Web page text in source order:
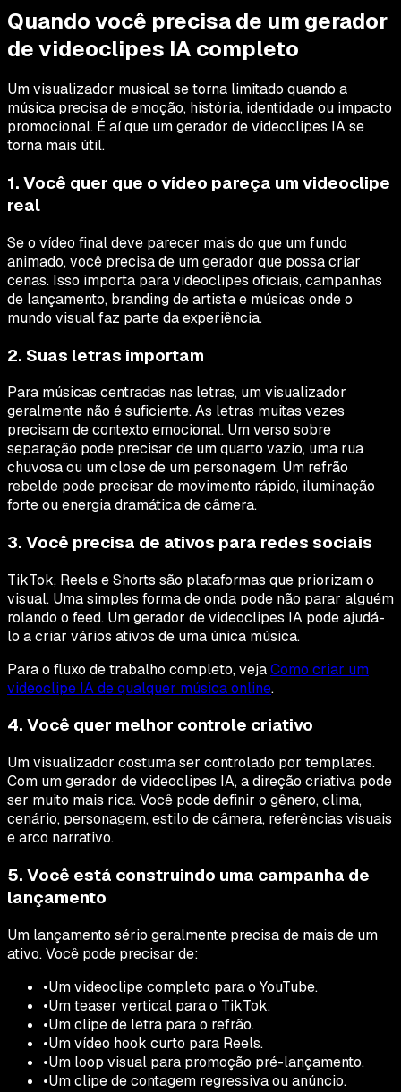
Quando você precisa de um gerador
de videoclipes IA completo
Um visualizador musical se torna limitado quando a
música precisa de emoção, história, identidade ou impacto
promocional. É aí que um gerador de videoclipes IA se
torna mais útil.
1. Você quer que o vídeo pareça um videoclipe
real
Se o vídeo final deve parecer mais do que um fundo
animado, você precisa de um gerador que possa criar
cenas. Isso importa para videoclipes oficiais, campanhas
de lançamento, branding de artista e músicas onde o
mundo visual faz parte da experiência.
2. Suas letras importam
Para músicas centradas nas letras, um visualizador
geralmente não é suficiente. As letras muitas vezes
precisam de contexto emocional. Um verso sobre
separação pode precisar de um quarto vazio, uma rua
chuvosa ou um close de um personagem. Um refrão
rebelde pode precisar de movimento rápido, iluminação
forte ou energia dramática de câmera.
3. Você precisa de ativos para redes sociais
TikTok, Reels e Shorts são plataformas que priorizam o
visual. Uma simples forma de onda pode não parar alguém
rolando o feed. Um gerador de videoclipes IA pode ajudá-
lo a criar vários ativos de uma única música.
Para o fluxo de trabalho completo, vejaComo criar um
videoclipe IA de qualquer música online.
4. Você quer melhor controle criativo
Um visualizador costuma ser controlado por templates.
Com um gerador de videoclipes IA, a direção criativa pode
ser muito mais rica. Você pode definir o gênero, clima,
cenário, personagem, estilo de câmera, referências visuais
e arco narrativo.
5. Você está construindo uma campanha de
lançamento
Um lançamento sério geralmente precisa de mais de um
ativo. Você pode precisar de:
•Um videoclipe completo para o YouTube.
•Um teaser vertical para o TikTok.
•Um clipe de letra para o refrão.
•Um vídeo hook curto para Reels.
•Um loop visual para promoção pré-lançamento.
•Um clipe de contagem regressiva ou anúncio.